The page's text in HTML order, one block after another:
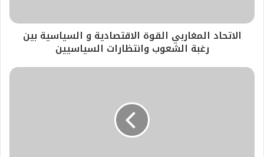
الاتحاد المغاربي القوة الاقتصادية و السياسية بين
رغبة الشعوب وانتظارات السياسيين